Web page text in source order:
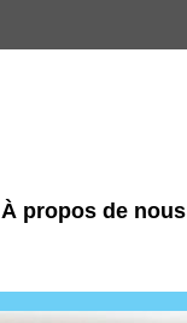
À propos de nous